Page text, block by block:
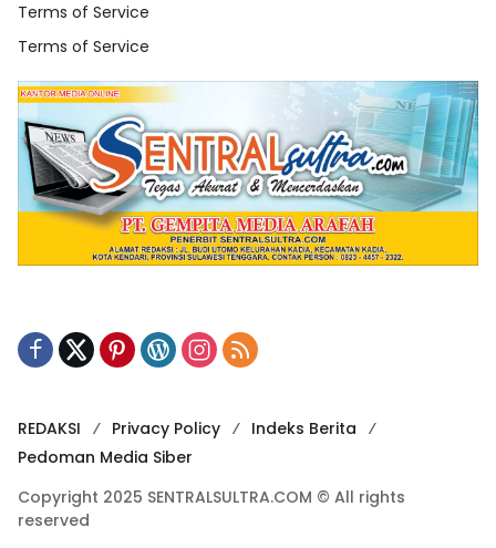
Terms of Service
Terms of Service
REDAKSI Privacy Policy
Indeks Berita
Pedoman Media Siber
Copyright 2025 SENTRALSULTRA.COM © All rights
reserved